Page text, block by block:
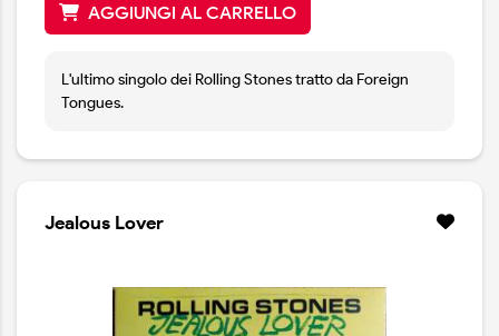
AGGIUNGI AL CARRELLO
L'ultimo singolo dei Rolling Stones tratto da Foreign
Tongues.
Jealous Lover